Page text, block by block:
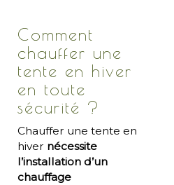
Comment
chauffer une
tente en hiver
en toute
sécurité ?
Chauffer une tente en
hiver nécessite
l’installation d’un
chauffage